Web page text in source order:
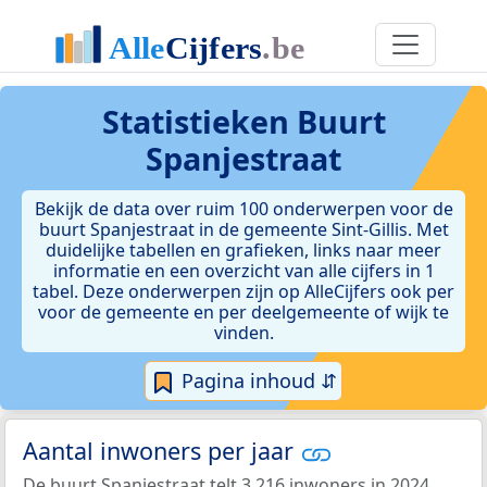
Statistieken Buurt
Spanjestraat
Bekijk de data over ruim 100 onderwerpen voor de
buurt Spanjestraat in de gemeente Sint-Gillis. Met
duidelijke tabellen en grafieken, links naar meer
informatie en een overzicht van alle cijfers in 1
tabel. Deze onderwerpen zijn op AlleCijfers ook per
voor de gemeente en per deelgemeente of wijk te
vinden.
Pagina inhoud ⇵
Aantal inwoners per jaar